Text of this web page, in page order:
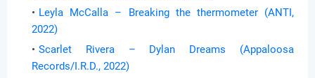
Leyla McCalla – Breaking the thermometer (ANTI,
2022)
Scarlet Rivera – Dylan Dreams (Appaloosa
Records/I.R.D., 2022)